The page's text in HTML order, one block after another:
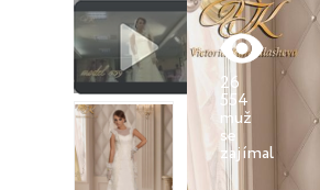
26
554
muž
se